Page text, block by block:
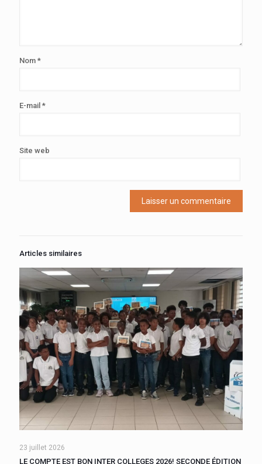
Nom *
E-mail *
Site web
Articles similaires
23 juillet 2026
LE COMPTE EST BON INTER COLLEGES 2026! SECONDE ÉDITION